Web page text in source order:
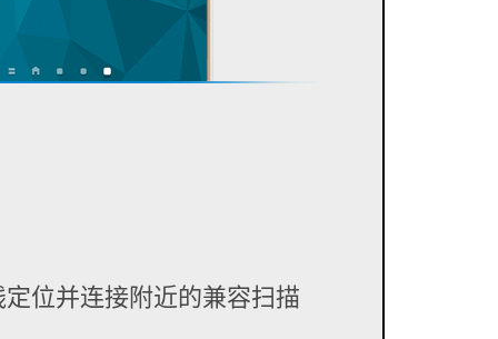
位并连接附近的兼容扫描